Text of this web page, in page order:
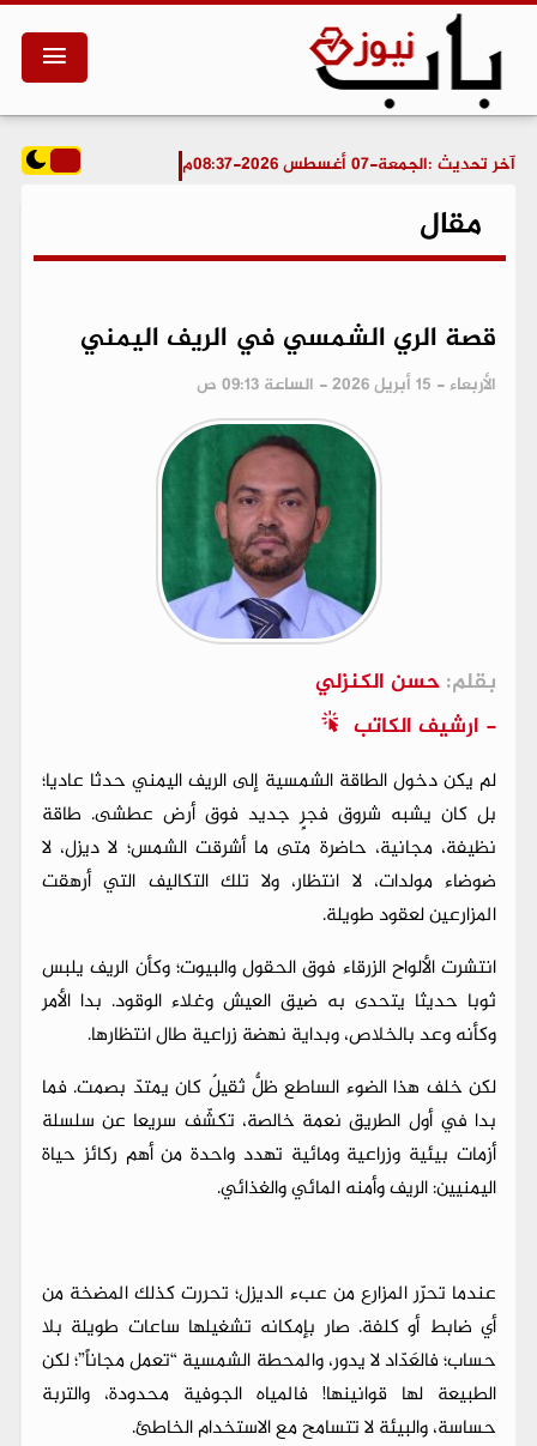
آخر تحديث :الجمعة-07 أغسطس 2026-08:37م
مقال
قصة الري الشمسي في الريف اليمني
الأربعاء - 15 أبريل 2026 - الساعة 09:13 ص
بقلم: حسن الكنزلي
- ارشيف الكاتب
لم يكن دخول الطاقة الشمسية إلى الريف اليمني حدثا عاديا؛
بل كان يشبه شروق فجرٍ جديد فوق أرض عطشى. طاقة
نظيفة، مجانية، حاضرة متى ما أشرقت الشمس؛ لا ديزل، لا
ضوضاء مولدات، لا انتظار، ولا تلك التكاليف التي أرهقت
المزارعين لعقود طويلة.
انتشرت الألواح الزرقاء فوق الحقول والبيوت؛ وكأن الريف يلبس
ثوبا حديثا يتحدى به ضيق العيش وغلاء الوقود. بدا الأمر
وكأنه وعد بالخلاص، وبداية نهضة زراعية طال انتظارها.
لكن خلف هذا الضوء الساطع ظلٌّ ثقيلٌ كان يمتدّ بصمت. فما
بدا في أول الطريق نعمة خالصة، تكشّف سريعا عن سلسلة
أزمات بيئية وزراعية ومائية تهدد واحدة من أهم ركائز حياة
اليمنيين: الريف وأمنه المائي والغذائي.
عندما تحرّر المزارع من عبء الديزل؛ تحررت كذلك المضخة من
أي ضابط أو كلفة. صار بإمكانه تشغيلها ساعات طويلة بلا
حساب؛ فالعَدّاد لا يدور، والمحطة الشمسية “تعمل مجاناً”؛ لكن
الطبيعة لها قوانينها! فالمياه الجوفية محدودة، والتربة
حساسة، والبيئة لا تتسامح مع الاستخدام الخاطئ.